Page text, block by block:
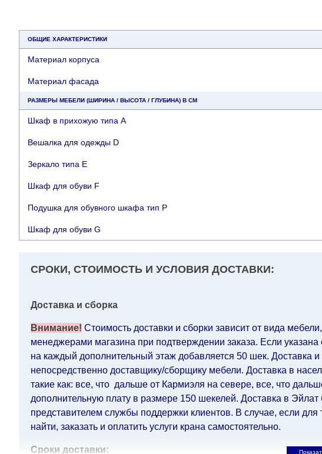
ОБЩИЕ ХАРАКТЕРИСТИКИ
Материал корпуса
Материал фасада
РАЗМЕРЫ МЕБЕЛИ (ШИРИНА / ВЫСОТА / ГЛУБИНА) В СМ
Шкаф в прихожую типа А
Вешалка для одежды D
Зеркало типа E
Шкаф для обуви F
Подушка для обувного шкафа тип P
Шкаф для обуви G
СРОКИ, СТОИМОСТЬ И УСЛОВИЯ ДОСТАВКИ:
Доставка и сборка
Внимание! Стоимость доставки и сборки зависит от вида
менеджерами магазина при подтверждении заказа. Если указана
на каждый дополнительный этаж добавляется 50 шек. Доставка
непосредственно доставщику/сборщику мебели. Доставка в
такие как: все, что дальше от Кармиэля на севере, все, что
дополнительную плату в размере 150 шекелей. Доставка в
представителем службы поддержки клиентов. В случае, если
найти, заказать и оплатить услуги крана самостоятельно.
Сроки доставки: